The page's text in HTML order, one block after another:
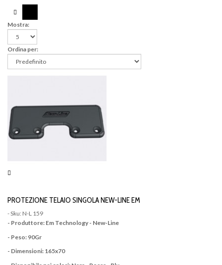
Mostra:
Ordina per:
PROTEZIONE TELAIO SINGOLA NEW-LINE EM
- Sku: N-L 159
- Produttore: Em Technology - New-Line
- Peso: 90Gr
- Dimensioni: 165x70